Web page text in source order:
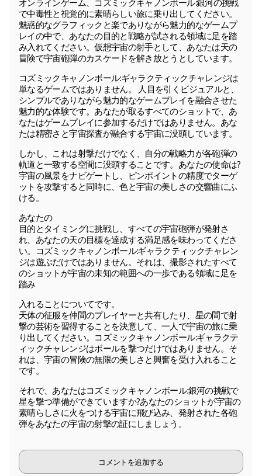
オンラインゲーム、コズミックキャノンボール:銀河の挑戦
で中毒性と視覚的に素晴らしい旅に乗り出してください。
魅惑的なグラフィックと楽でありながら魅力的なゲームプ
レイの中で、あなたの目的と戦略が試される領域に足を踏
み入れてください。仮想宇宙の射手として、あなたは天の
冒険で宇宙砲弾のカスケードを解き放とうとしています。
コズミックキャノンボール:ギャラクティックチャレンジは
単なるゲームではありません。 人目を引くビジュアルと、
シンプルでありながら魅力的なゲームプレイを融合させた
魅力的な体験です。あなたが取るすべてのショットで、あ
なたはゲームプレイに参加するだけではありません。あな
たは精密さと宇宙探査が融合する宇宙に没頭しています。
しかし、これは射撃だけでなく、自分の戦略力が各砲弾の
軌道と一致する空間に没頭することです。あなたの使命は?
宇宙の風景をナビゲートし、ピンポイントの精度でターゲ
ットを攻撃すると同時に、色と宇宙の美しさの交響曲にふ
ける。
あなたの
目的とタイミングに挑戦し、すべての宇宙砲弾が発射さ
れ、あなたの天の目標を達成する満足感を味わってくださ
い。コズミックキャノンボール:ギャラクティックチャレン
ジは遊ぶだけではありません。それは、撮影されたすべて
のショットが宇宙の未知の範囲への一歩である領域に足を
踏み
入れることについてです。
天体の征服を仲間のプレイヤーと共有したり、星の間で射
撃の芸術を習得することを決意して、一人で宇宙の旅に乗
り出してください。コズミックキャノンボール:ギャラクテ
ィックチャレンジはボールを撃つだけではありません。そ
れは、宇宙の冒険の無限の美しさと興奮を受け入れること
です。
それで、あなたはコズミックキャノンボール:銀河の挑戦で
星を撃つ準備ができていますか?あなたのショットが宇宙の
素晴らしさに火をつける宇宙に飛び込み、発射された各砲
弾をあなたの宇宙の射撃の証にしましょう。
コメントを追加する